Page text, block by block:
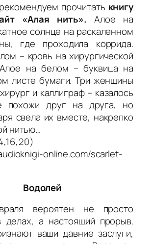
прочитать книгу
«Алая нить». Алое на
солнце на раскаленном
где проходила коррида.
– кровь на хирургической
на белом – буквица на
листе бумаги. Три женщины
и каллиграф – казалось
похожи друг на друга, но
свела их вместе, накрепко
нитью…
online.com/scarlet-
Водолей
вероятен не просто
делах, а настоящий прорыв.
ваши давние заслуги,